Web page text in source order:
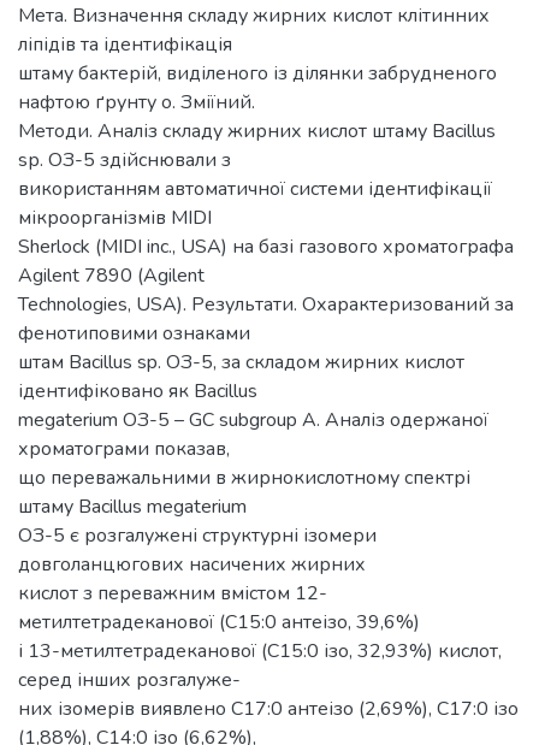
Мета. Визначення складу жирних кислот клітинних
ліпідів та ідентифікація
штаму бактерій, виділеного із ділянки забрудненого
нафтою ґрунту о. Зміїний.
Методи. Аналіз складу жирних кислот штаму Bacillus
sр. ОЗ-5 здійснювали з
використанням автоматичної системи ідентифікації
мікроорганізмів MIDI
Sherlock (MIDI inc., USA) на базі газового хроматографа
Agilent 7890 (Agilent
Technologies, USA). Результати. Охарактеризований за
фенотиповими ознаками
штам Bacillus sp. ОЗ-5, за складом жирних кислот
ідентифіковано як Bacillus
megaterium ОЗ-5 – GC subgroup A. Аналіз одержаної
хроматограми показав,
що переважальними в жирнокислотному спектрі
штаму Bacillus megaterium
ОЗ-5 є розгалужені структурні ізомери
довголанцюгових насичених жирних
кислот з переважним вмістом 12-
метилтетрадеканової (С15:0 антеізо, 39,6%)
і 13-метилтетрадеканової (С15:0 ізо, 32,93%) кислот,
серед інших розгалуже-
них ізомерів виявлено С17:0 антеізо (2,69%), С17:0 ізо
(1,88%), С14:0 ізо (6,62%),